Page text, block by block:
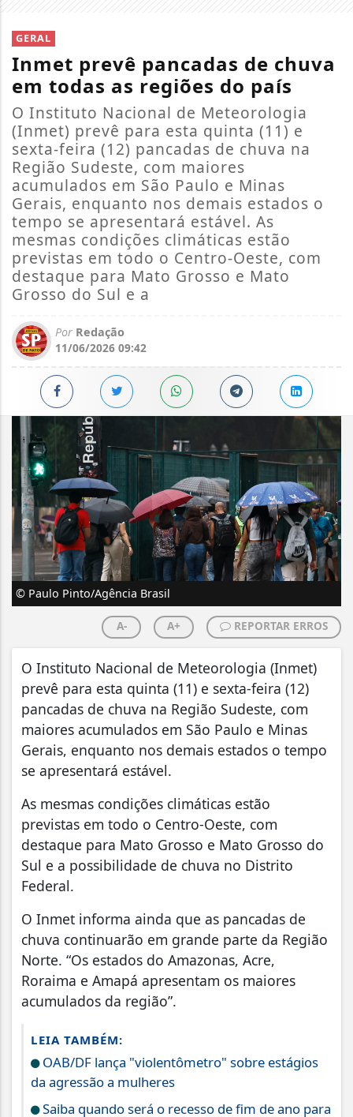
GERAL
Inmet prevê pancadas de chuva
em todas as regiões do país
O Instituto Nacional de Meteorologia
(Inmet) prevê para esta quinta (11) e
sexta-feira (12) pancadas de chuva na
Região Sudeste, com maiores
acumulados em São Paulo e Minas
Gerais, enquanto nos demais estados o
tempo se apresentará estável. As
mesmas condições climáticas estão
previstas em todo o Centro-Oeste, com
destaque para Mato Grosso e Mato
Grosso do Sul e a
Por Redação
11/06/2026 09:42
© Paulo Pinto/Agência Brasil
A- A+ REPORTAR ERROS
O Instituto Nacional de Meteorologia (Inmet)
prevê para esta quinta (11) e sexta-feira (12)
pancadas de chuva na Região Sudeste, com
maiores acumulados em São Paulo e Minas
Gerais, enquanto nos demais estados o tempo
se apresentará estável.
As mesmas condições climáticas estão
previstas em todo o Centro-Oeste, com
destaque para Mato Grosso e Mato Grosso do
Sul e a possibilidade de chuva no Distrito
Federal.
O Inmet informa ainda que as pancadas de
chuva continuarão em grande parte da Região
Norte. “Os estados do Amazonas, Acre,
Roraima e Amapá apresentam os maiores
acumulados da região”.
LEIA TAMBÉM:
OAB/DF lança "violentômetro" sobre estágios
da agressão a mulheres
Saiba quando será o recesso de fim de ano para